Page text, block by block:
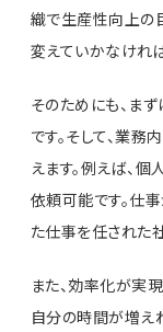
織で生産性向上の
変えていかなけれ
そのためにも、ま
です。そして、業
えます。例えば、
依頼可能です。仕
た仕事を任された
また、効率化が実
自分の時間が増え